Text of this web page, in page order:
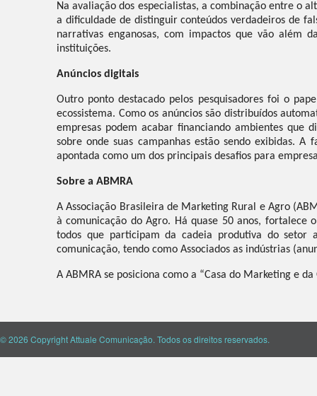
Na avaliação dos especialistas, a combinação entre o
a dificuldade de distinguir conteúdos verdadeiros de
narrativas enganosas, com impactos que vão além
instituições.
Anúncios digitais
Outro ponto destacado pelos pesquisadores foi o
ecossistema. Como os anúncios são distribuídos
empresas podem acabar financiando ambientes que
sobre onde suas campanhas estão sendo exibidas.
apontada como um dos principais desafios para
Sobre a ABMRA
A Associação Brasileira de Marketing Rural e Agro
à comunicação do Agro. Há quase 50 anos, fortalece
todos que participam da cadeia produtiva do setor
comunicação, tendo como Associados as indústrias
A ABMRA se posiciona como a “Casa do Marketing e da
© 2026 Copyright Attuale Comunicação. Todos os direitos reservados.